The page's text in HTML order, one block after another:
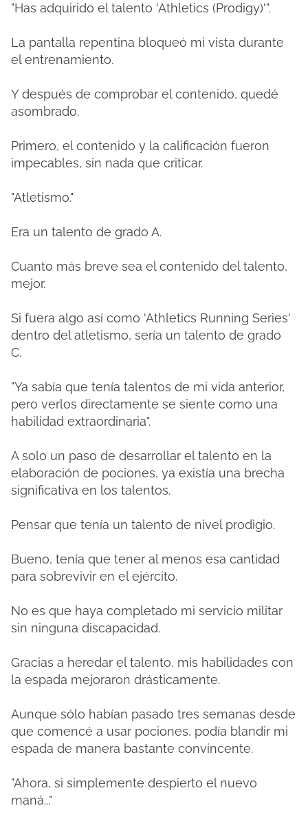
"Has adquirido el talento 'Athletics (Prodigy)'".
La pantalla repentina bloqueó mi vista durante
el entrenamiento.
Y después de comprobar el contenido, quedé
asombrado.
Primero, el contenido y la calificación fueron
impecables, sin nada que criticar.
"Atletismo."
Era un talento de grado A.
Cuanto más breve sea el contenido del talento,
mejor.
Si fuera algo así como 'Athletics Running Series'
dentro del atletismo, sería un talento de grado
C.
"Ya sabía que tenía talentos de mi vida anterior,
pero verlos directamente se siente como una
habilidad extraordinaria".
A solo un paso de desarrollar el talento en la
elaboración de pociones, ya existía una brecha
significativa en los talentos.
Pensar que tenía un talento de nivel prodigio.
Bueno, tenía que tener al menos esa cantidad
para sobrevivir en el ejército.
No es que haya completado mi servicio militar
sin ninguna discapacidad.
Gracias a heredar el talento, mis habilidades con
la espada mejoraron drásticamente.
Aunque sólo habían pasado tres semanas desde
que comencé a usar pociones, podía blandir mi
espada de manera bastante convincente.
"Ahora, si simplemente despierto el nuevo
maná..."